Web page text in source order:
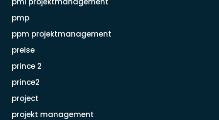
pmp
ppm projektmanagement
preise
prince 2
prince2
project
projekt management